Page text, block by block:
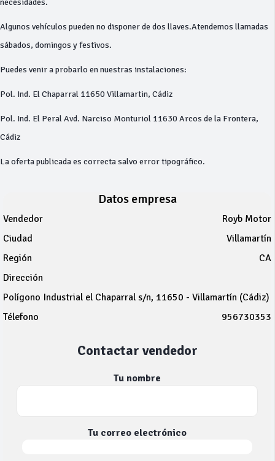
necesidades.
Algunos vehículos pueden no disponer de dos llaves.Atendemos llamadas
sábados, domingos y festivos.
Puedes venir a probarlo en nuestras instalaciones:
Pol. Ind. El Chaparral 11650 Villamartin, Cádiz
Pol. Ind. El Peral Avd. Narciso Monturiol 11630 Arcos de la Frontera,
Cádiz
La oferta publicada es correcta salvo error tipográfico.
Datos empresa
Vendedor
Royb Motor
Ciudad
Villamartín
Región
CA
Dirección
Polígono Industrial el Chaparral s/n, 11650 - Villamartín (Cádiz)
Télefono
956730353
Contactar vendedor
Tu nombre
Tu correo electrónico